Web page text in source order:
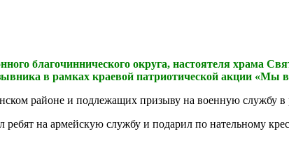
благочиннического округа, настоятеля храма
в рамках краевой патриотической акции «Мы
районе и подлежащих призыву на военную службу
ребят на армейскую службу и подарил по нательному